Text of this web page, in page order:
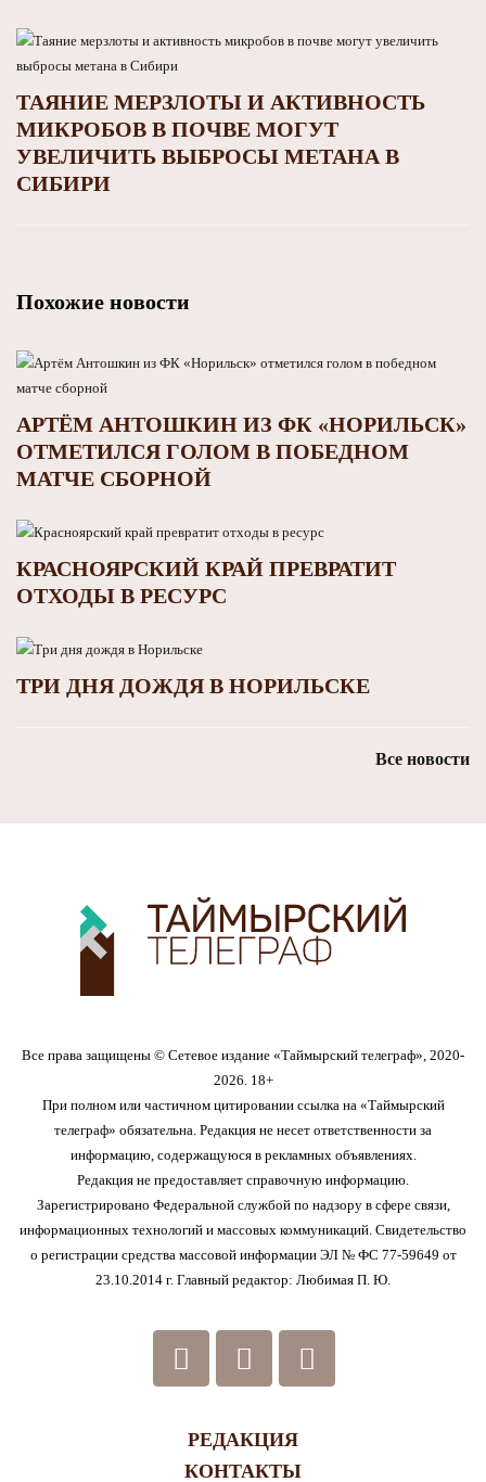
ТАЯНИЕ МЕРЗЛОТЫ И АКТИВНОСТЬ
МИКРОБОВ В ПОЧВЕ МОГУТ
УВЕЛИЧИТЬ ВЫБРОСЫ МЕТАНА В
СИБИРИ
Похожие новости
АРТЁМ АНТОШКИН ИЗ ФК «НОРИЛЬСК»
ОТМЕТИЛСЯ ГОЛОМ В ПОБЕДНОМ
МАТЧЕ СБОРНОЙ
КРАСНОЯРСКИЙ КРАЙ ПРЕВРАТИТ
ОТХОДЫ В РЕСУРС
ТРИ ДНЯ ДОЖДЯ В НОРИЛЬСКЕ
Все новости
Все права защищены © Сетевое издание «Таймырский телеграф», 2020-
2026. 18+
При полном или частичном цитировании ссылка на «Таймырский
телеграф» обязательна. Редакция не несет ответственности за
информацию, содержащуюся в рекламных объявлениях.
Редакция не предоставляет справочную информацию.
Зарегистрировано Федеральной службой по надзору в сфере связи,
информационных технологий и массовых коммуникаций. Свидетельство
о регистрации средства массовой информации ЭЛ № ФС 77-59649 от
23.10.2014 г. Главный редактор: Любимая П. Ю.
РЕДАКЦИЯ
КОНТАКТЫ